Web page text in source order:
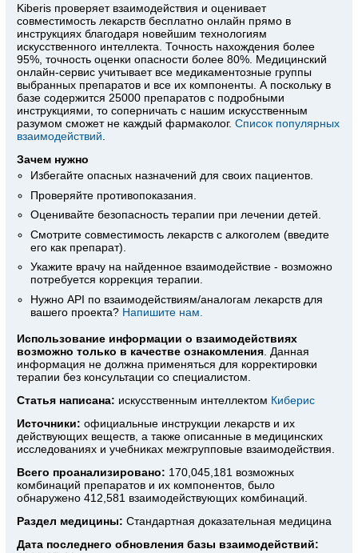
Kiberis проверяет взаимодействия и оценивает
совместимость лекарств бесплатно онлайн прямо в
инструкциях благодаря новейшим технологиям
искусственного интеллекта. Точность нахождения более
95%, точность оценки опасности более 80%. Медицинский
онлайн-сервис учитывает все медикаментозные группы
выбранных препаратов и все их компоненты. А поскольку в
базе содержится 25000 препаратов с подробными
инструкциями, то соперничать с нашим искусственным
разумом сможет не каждый фармаколог.Список популярных
взаимодействий
Зачем нужно
Избегайте опасных назначений для своих пациентов.
Проверяйте противопоказания.
Оценивайте безопасность терапии при лечении детей.
Смотрите совместимость лекарств с алкоголем (введите
его как препарат).
Укажите врачу на найденное взаимодействие - возможно
потребуется коррекция терапии.
Нужно API по взаимодействиям/аналогам лекарств для
вашего проекта? Напишите нам.
Использование информации о взаимодействиях
возможно только в качестве ознакомления. Данная
информация не должна применяться для корректировки
терапии без консультации со специалистом.
Статья написана: искусственным интеллектом Киберис
Источники: официальные инструкции лекарств и их
действующих веществ, а также описанные в медицинских
исследованиях и учебниках межгрупповые взаимодействия.
Всего проанализировано: 170,045,181 возможных
комбинаций препаратов и их компонентов, было
обнаружено 412,581 взаимодействующих комбинаций.
Раздел медицины: Стандартная доказательная медицина
Дата последнего обновления базы взаимодействий: